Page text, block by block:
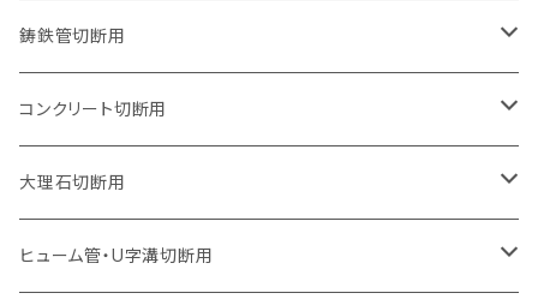
セグメントタイプ（ビス穴付き
セグメントタイプ
180mm（7インチ）
セグメントタイプ
205mm（8インチ）
セグメントタイプ
230mm（9インチ）
セグメントタイプ
305mm（12インチ）
ウェーブタイプ
セグメントタイプ
ウェーブタイプ
150mm（6インチ）
セグメントタイプ
ウェーブタイプ
180mm（7インチ）
セグメントタイプ
ウェーブタイプ
205mm（8インチ）
セグメントタイプ
230mm（9インチ）
セグメントタイプ
ウェーブタイプ
125mm（5インチ）
セグメントタイプ
ウェーブタイプ
150mm（6インチ）
セグメントタイプ
ウェーブタイプ
180mm（7インチ）
セグメントタイプ
205mm（8インチ）
105mm（4インチ）
セグメントタイプ
セグメントタイプ（ビス穴付き
125mm（5インチ）
セグメントタイプ
セグメントタイプ（ビス穴付き
150mm（6インチ）
セグメントタイプ
180mm（7インチ）
鋳鉄管切断用
105mm（4インチ）
セグメントタイプ
セグメントタイプ（ビス穴付き
125mm（5インチ）
セグメントタイプ
150mm（6インチ）
コンクリート切断用
105mm（4インチ）
セグメントタイプ
125mm（5インチ）
大理石切断用
125mm（5インチ）
ヒューム管・U字溝切断用